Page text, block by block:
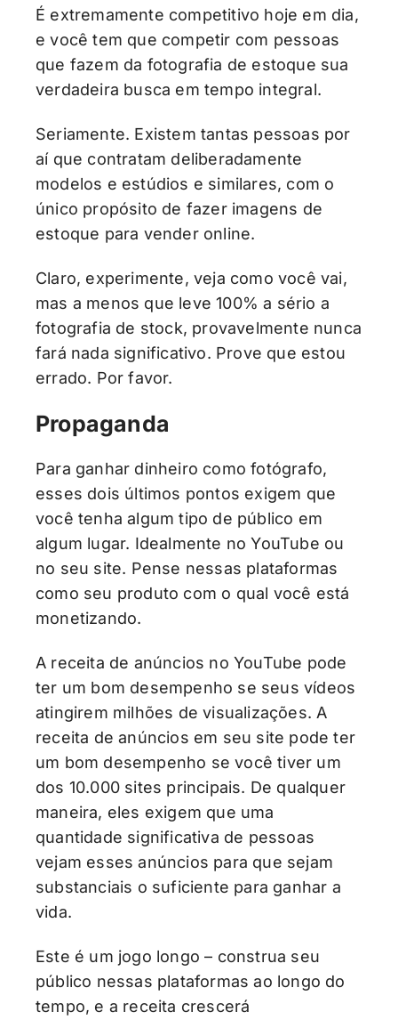
É extremamente competitivo hoje em dia,
e você tem que competir com pessoas
que fazem da fotografia de estoque sua
verdadeira busca em tempo integral.
Seriamente. Existem tantas pessoas por
aí que contratam deliberadamente
modelos e estúdios e similares, com o
único propósito de fazer imagens de
estoque para vender online.
Claro, experimente, veja como você vai,
mas a menos que leve 100% a sério a
fotografia de stock, provavelmente nunca
fará nada significativo. Prove que estou
errado. Por favor.
Propaganda
Para ganhar dinheiro como fotógrafo,
esses dois últimos pontos exigem que
você tenha algum tipo de público em
algum lugar. Idealmente no YouTube ou
no seu site. Pense nessas plataformas
como seu produto com o qual você está
monetizando.
A receita de anúncios no YouTube pode
ter um bom desempenho se seus vídeos
atingirem milhões de visualizações. A
receita de anúncios em seu site pode ter
um bom desempenho se você tiver um
dos 10.000 sites principais. De qualquer
maneira, eles exigem que uma
quantidade significativa de pessoas
vejam esses anúncios para que sejam
substanciais o suficiente para ganhar a
vida.
Este é um jogo longo – construa seu
público nessas plataformas ao longo do
tempo, e a receita crescerá